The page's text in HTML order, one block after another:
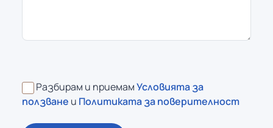
Разбирам и приемамУсловията за
ползване и Политиката за поверителност